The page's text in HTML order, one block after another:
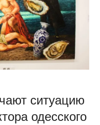
ситуацию
одесского